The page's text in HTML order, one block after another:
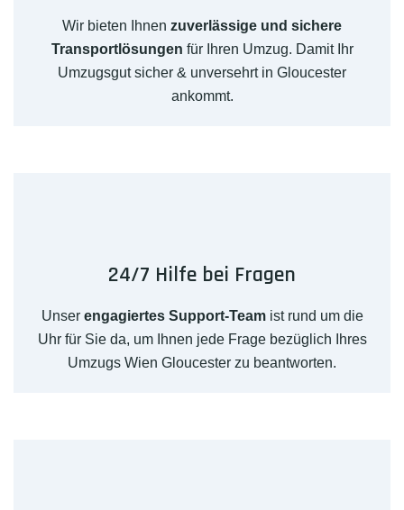
Wir bieten Ihnen zuverlässige und sichere
Transportlösungen für Ihren Umzug. Damit Ihr
Umzugsgut sicher & unversehrt in Gloucester
ankommt.
24/7 Hilfe bei Fragen
Unser engagiertes Support-Teamist rund um die
Uhr für Sie da, um Ihnen jede Frage bezüglich Ihres
Umzugs Wien Gloucester zu beantworten.